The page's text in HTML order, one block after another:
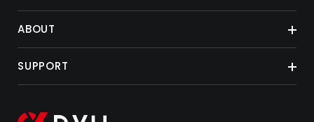
ABOUT
SUPPORT